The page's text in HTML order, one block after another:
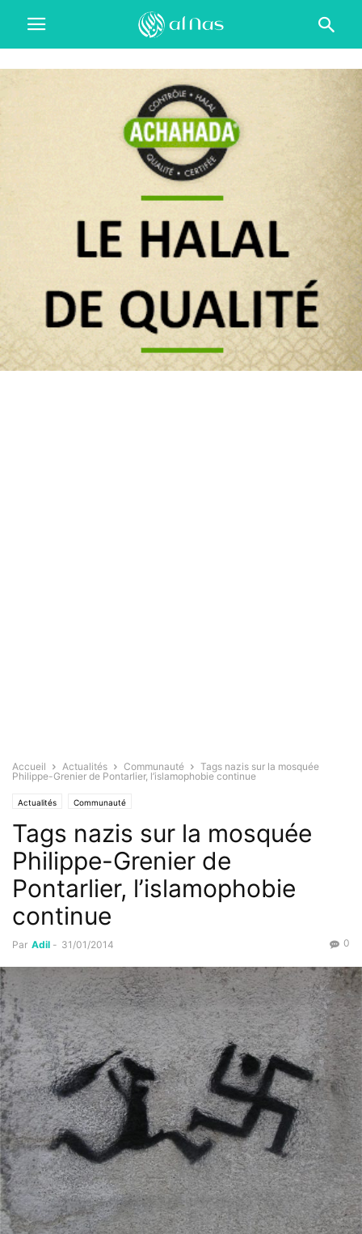
Accueil Actualités Communauté
Tags nazis sur la mosquée
Philippe-Grenier de Pontarlier, l’islamophobie continue
Actualités Communauté
Tags nazis sur la mosquée
Philippe-Grenier de
Pontarlier, l’islamophobie
continue
Par Adil - 31/01/2014 0